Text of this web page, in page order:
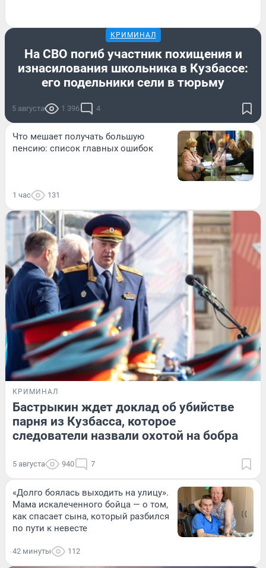
КРИМИНАЛ
На СВО погиб участник похищения и
изнасилования школьника в Кузбассе:
его подельники сели в тюрьму
5 августа 1 396 4
Что мешает получать большую
пенсию: список главных ошибок
1 час 131
КРИМИНАЛ
Бастрыкин ждет доклад об убийстве
парня из Кузбасса, которое
следователи назвали охотой на бобра
5 августа 940 7
«Долго боялась выходить на улицу».
Мама искалеченного бойца — о том,
как спасает сына, который разбился
по пути к невесте
42 минуты 112